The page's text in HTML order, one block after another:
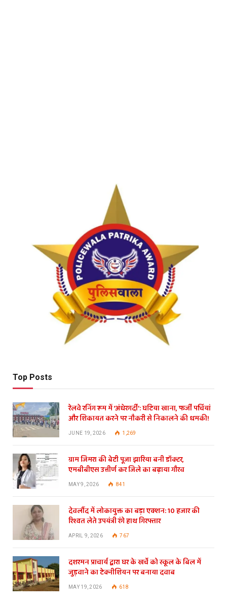
Top Posts
रेलवे रनिंग रूम में ‘अंधेरगर्दी’: घटिया खाना, फर्जी पर्चियां
और शिकायत करने पर नौकरी से निकालने की धमकी!
JUNE 19, 2026 1,269
ग्राम जिमरा की बेटी पूजा झारिया बनी डॉक्टर,
एमबीबीएस उत्तीर्ण कर जिले का बढ़ाया गौरव
MAY 9, 2026 841
देवलौंद में लोकायुक्त का बड़ा एक्शन: 10 हजार की
रिश्वत लेते उपयंत्री रंगे हाथ गिरफ्तार
APRIL 9, 2026 767
दशरमन प्राचार्य द्वारा घर के खर्चे को स्कूल के बिल में
जुड़वाने का टेक्नीशियन पर बनाया दवाब
MAY 19, 2026 618